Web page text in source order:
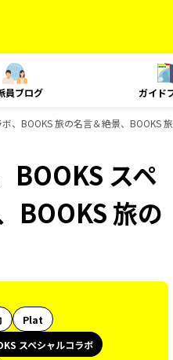
員ブログ ガイド
、BOOKS 旅の名言＆絶景、BOOKS
スペ
BOOKS 旅の
Plat
スペシャルコラボ